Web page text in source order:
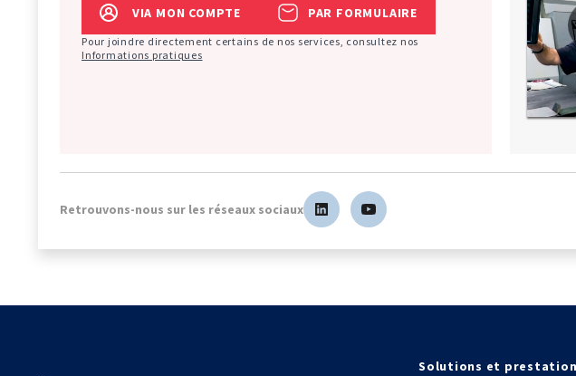
VIA MON COMPTE
PAR FORMULAIRE
Pour joindre directement certains de nos services, consultez nos
Informations pratiques
Retrouvons-nous sur les réseaux sociaux
Solutions et